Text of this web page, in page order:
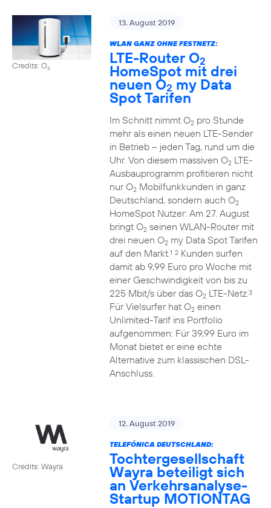
Credits: O2
13. August 2019
WLAN GANZ OHNE FESTNETZ:
LTE-Router O2
HomeSpot mit drei
neuen O2 my Data
Spot Tarifen
Im Schnitt nimmt O2pro Stunde
mehr als einen neuen LTE-Sender
in Betrieb – jeden Tag, rund um die
Uhr. Von diesem massiven O2LTE-
Ausbauprogramm profitieren nicht
nur O2Mobilfunkkunden in ganz
Deutschland, sondern auch O2
HomeSpot Nutzer: Am 27. August
bringt O2seinen WLAN-Router mit
drei neuen O2my Data Spot Tarifen
auf den Markt.1 2Kunden surfen
damit ab 9,99 Euro pro Woche mit
einer Geschwindigkeit von bis zu
225 Mbit/s über das O2LTE-Netz.3
Für Vielsurfer hat O2einen
Unlimited-Tarif ins Portfolio
aufgenommen: Für 39,99 Euro im
Monat bietet er eine echte
Alternative zum klassischen DSL-
Anschluss.
Credits: Wayra
12. August 2019
TELEFÓNICA DEUTSCHLAND:
Tochtergesellschaft
Wayra beteiligt sich
an Verkehrsanalyse-
Startup MOTIONTAG